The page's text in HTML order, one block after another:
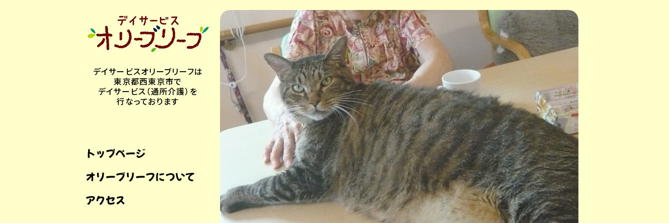
デイサービスオリーブリーフは
東京都西東京市で
デイサービス（通所介護）を
行なっております
トップページ
オリーブリーフについて
アクセス